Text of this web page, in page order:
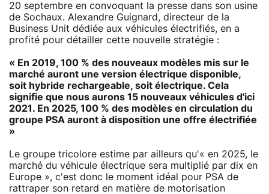
20 septembre en convoquant la presse dans son usine
de Sochaux. Alexandre Guignard, directeur de la
Business Unit dédiée aux véhicules électrifiés, en a
profité pour détailler cette nouvelle stratégie :
« En 2019, 100 % des nouveaux modèles mis sur le
marché auront une version électrique disponible,
soit hybride rechargeable, soit électrique. Cela
signifie que nous aurons 15 nouveaux véhicules d'ici
2021. En 2025, 100 % des modèles en circulation du
groupe PSA auront à disposition une offre électrifiée
»
Le groupe tricolore estime par ailleurs qu'« en 2025, le
marché du véhicule électrique sera multiplié par dix en
Europe », c'est donc le moment idéal pour PSA de
rattraper son retard en matière de motorisation